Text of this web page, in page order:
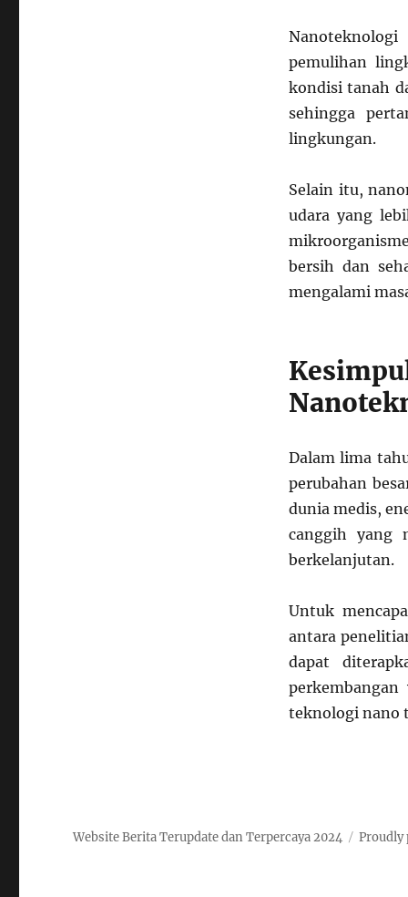
pemulihan
kondisi tanah
sehingga
lingkungan.
Selain itu,
udara yang
bersih dan
mengalami
Dalam lima
perubahan
dunia medis,
canggih yang
berkelanjutan.
Untuk
antara
dapat
teknologi nano
Website Berita Terupdate dan Terpercaya 2024 Proudly